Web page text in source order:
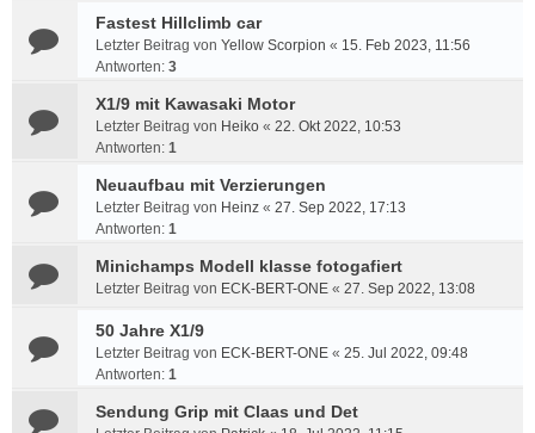
Fastest Hillclimb car
Letzter Beitrag von Yellow Scorpion « 15. Feb 2023, 11:56
Antworten: 3
X1/9 mit Kawasaki Motor
Letzter Beitrag von Heiko « 22. Okt 2022, 10:53
Antworten: 1
Neuaufbau mit Verzierungen
Letzter Beitrag von Heinz « 27. Sep 2022, 17:13
Antworten: 1
Minichamps Modell klasse fotogafiert
Letzter Beitrag von ECK-BERT-ONE « 27. Sep 2022, 13:08
50 Jahre X1/9
Letzter Beitrag von ECK-BERT-ONE « 25. Jul 2022, 09:48
Antworten: 1
Sendung Grip mit Claas und Det